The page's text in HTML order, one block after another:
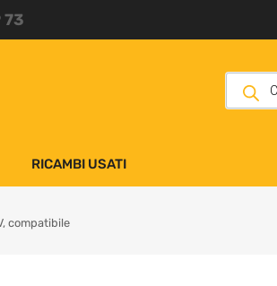
73
RICAMBI USATI
compatibile